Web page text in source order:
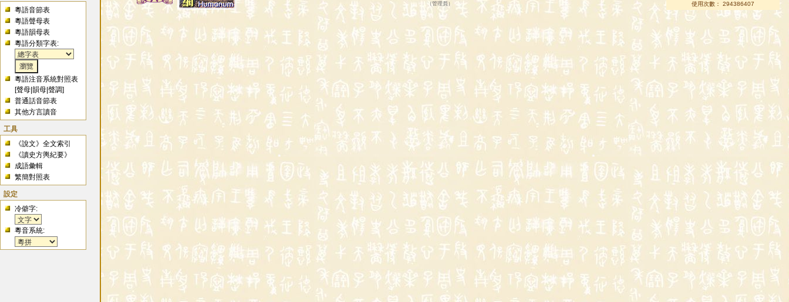
粵語音節表
粵語聲母表
粵語韻母表
粵語分類字表:
粵語注音系統對照表
[聲母 |韻母 |聲調]
普通話音節表
其他方言讀音
工具
《說文》全文索引
《讀史方輿紀要》
成語彙輯
繁簡對照表
設定
冷僻字:
粵音系統:
（管理員 ）
使用次數： 294386407